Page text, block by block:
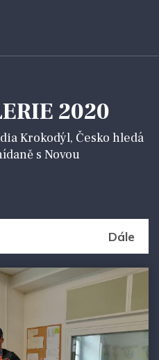
2020
Krokodýl, Česko hledá
s Novou
Dále